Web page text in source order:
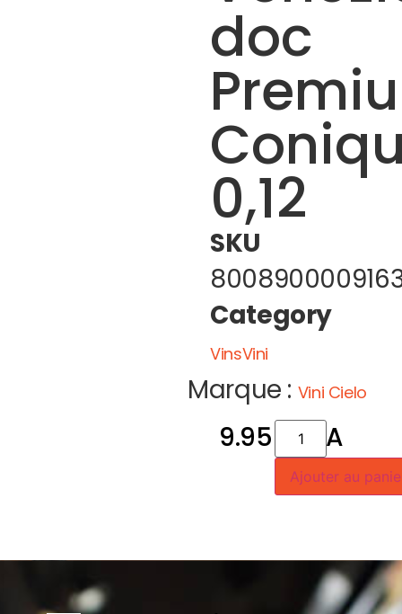
doc
0,12
SKU
Category
VinsVini
Marque : Vini Cielo
9.950 CFA
Ajouter au